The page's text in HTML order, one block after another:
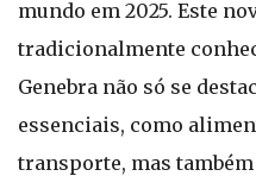
mundo em 2025. Este
tradicionalmente
Genebra não só se
essenciais, como
transporte, mas